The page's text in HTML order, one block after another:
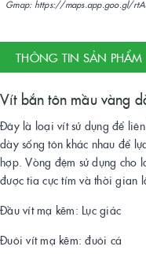
Gmap: https://maps.app.goo.gl/
THÔNG TIN SẢN PHẨM
Vít bắn tôn mầu vàng
Đây là loại vít sử dụng để
dày sống tôn khác nhau để
hợp. Vòng đệm sử dụng cho
được tia cực tím và thời gian
Đầu vít mạ kẽm: Lục giác
Đuôi vít mạ kẽm: đuôi cá